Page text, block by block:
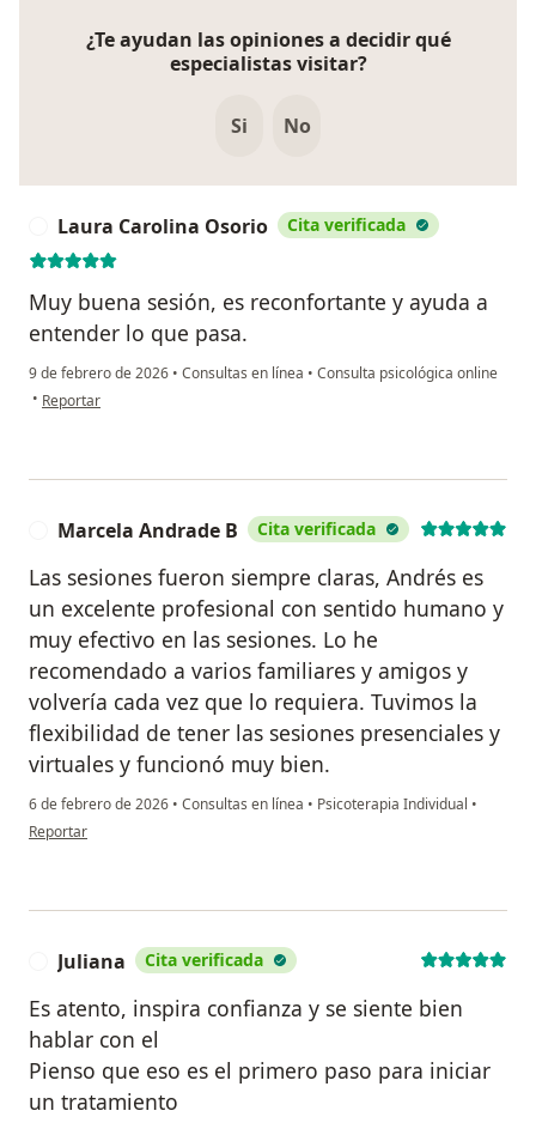
¿Te ayudan las opiniones a decidir qué
especialistas visitar?
Si No
Laura Carolina Osorio Cita verificada
Muy buena sesión, es reconfortante y ayuda a
entender lo que pasa.
9 de febrero de 2026 • Consultas en línea • Consulta psicológica online
• en opinión del usuario Laura Carolina Osorio
Reportar
Marcela Andrade B Cita verificada
Las sesiones fueron siempre claras, Andrés es
un excelente profesional con sentido humano y
muy efectivo en las sesiones. Lo he
recomendado a varios familiares y amigos y
volvería cada vez que lo requiera. Tuvimos la
flexibilidad de tener las sesiones presenciales y
virtuales y funcionó muy bien.
6 de febrero de 2026 • Consultas en línea • Psicoterapia Individual •
en opinión del usuario Marcela Andrade B
Reportar
Juliana Cita verificada
Es atento, inspira confianza y se siente bien
hablar con el
Pienso que eso es el primero paso para iniciar
un tratamiento